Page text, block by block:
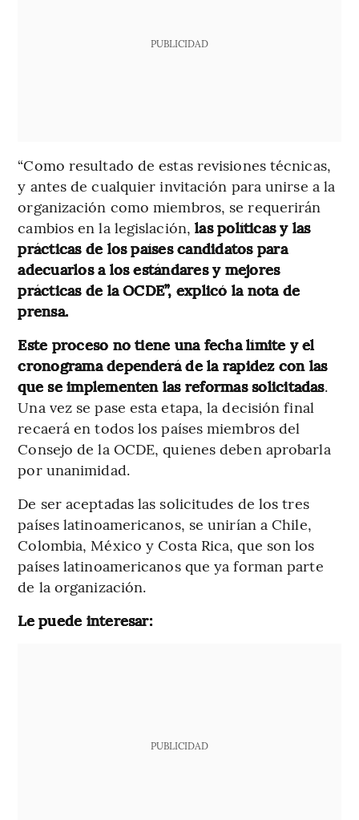
PUBLICIDAD
“Como resultado de estas revisiones técnicas,
y antes de cualquier invitación para unirse a la
organización como miembros, se requerirán
cambios en la legislación,las políticas y las
prácticas de los países candidatos para
adecuarlos a los estándares y mejores
prácticas de la OCDE”, explicó la nota de
prensa.
Este proceso no tiene una fecha límite y el
cronograma dependerá de la rapidez con las
que se implementen las reformas solicitadas.
Una vez se pase esta etapa, la decisión final
recaerá en todos los países miembros del
Consejo de la OCDE, quienes deben aprobarla
por unanimidad.
De ser aceptadas las solicitudes de los tres
países latinoamericanos, se unirían a Chile,
Colombia, México y Costa Rica, que son los
países latinoamericanos que ya forman parte
de la organización.
Le puede interesar:
PUBLICIDAD